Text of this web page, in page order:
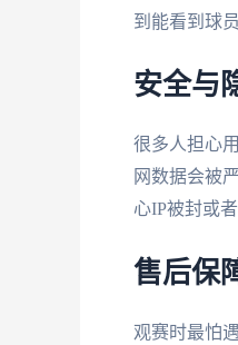
到能看到球
安全与
很多人担心
网数据会被
心IP被封或
售后保
观赛时最怕